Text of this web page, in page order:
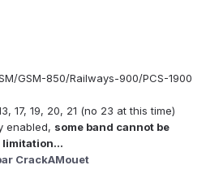
GSM-850/Railways-900/PCS-1900
17, 19, 20, 21 (no 23 at this time)
enabled, some band cannot be
limitation...
CrackAMouet